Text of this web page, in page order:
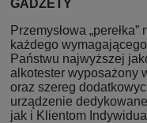
GADŻETY
Przemysłowa
każdego
Państwu najwyższej
alkotester wyposażony
oraz szereg
urządzenie
jak i Klientom